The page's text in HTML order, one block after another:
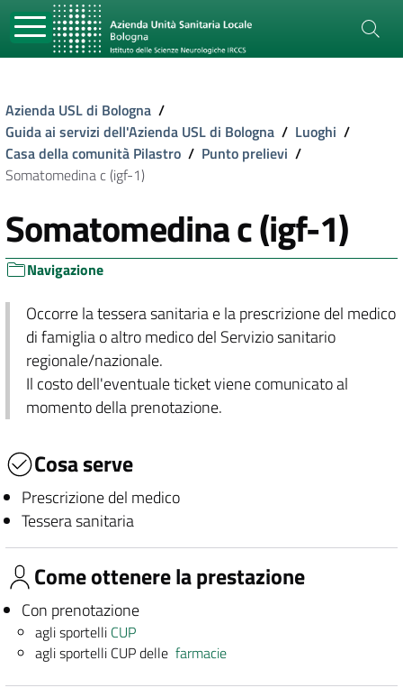
Azienda USL di Bologna /
Guida ai servizi dell'Azienda USL di Bologna / Luoghi /
Casa della comunità Pilastro / Punto prelievi /
Somatomedina c (igf-1)
Somatomedina c (igf-1)
Navigazione
Occorre la tessera sanitaria e la prescrizione del medico
di famiglia o altro medico del Servizio sanitario
regionale/nazionale.
Il costo dell'eventuale ticket viene comunicato al
momento della prenotazione.
Cosa serve
Prescrizione del medico
Tessera sanitaria
Come ottenere la prestazione
Con prenotazione
agli sportelli CUP
agli sportelli CUP dellefarmacie